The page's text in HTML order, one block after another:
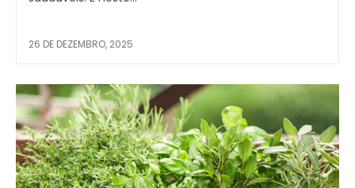
26 DE DEZEMBRO, 2025